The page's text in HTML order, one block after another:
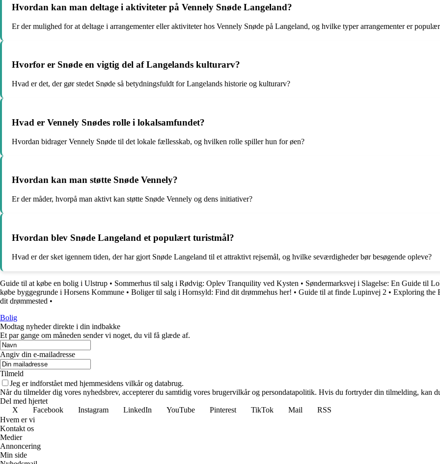
Hvordan kan man deltage i aktiviteter på Vennely Snøde Langeland?
Er der mulighed for at deltage i arrangementer eller aktiviteter hos Vennely Snøde på Langeland, og hvilke typer arrangementer er
Hvorfor er Snøde en vigtig del af Langelands kulturarv?
Hvad er det, der gør stedet Snøde så betydningsfuldt for Langelands historie og kulturarv?
Hvad er Vennely Snødes rolle i lokalsamfundet?
Hvordan bidrager Vennely Snøde til det lokale fællesskab, og hvilken rolle spiller hun for øen?
Hvordan kan man støtte Snøde Vennely?
Er der måder, hvorpå man aktivt kan støtte Snøde Vennely og dens initiativer?
Hvordan blev Snøde Langeland et populært turistmål?
Hvad er der sket igennem tiden, der har gjort Snøde Langeland til et attraktivt rejsemål, og hvilke seværdigheder bør besøgende opleve?
Guide til at købe en bolig i Ulstrup • Sommerhus til salg i Rødvig: Oplev Tranquility ved Kysten • Søndermarksvej i Slagelse: En Guide til
købe byggegrunde i Horsens Kommune • Boliger til salg i Hornsyld: Find dit drømmehus her! • Guide til at finde Lupinvej 2 • Exploring the
dit drømmested •
Bolig
Modtag nyheder direkte i din indbakke
Et par gange om måneden sender vi noget, du vil få glæde af.
Angiv din e-mailadresse
Tilmeld
Jeg er indforstået med hjemmesidens vilkår og databrug.
Når du tilmelder dig vores nyhedsbrev, accepterer du samtidig vores brugervilkår og persondatapolitik. Hvis du fortryder din tilmelding, kan
Del med hjertet
X
Facebook Instagram LinkedIn YouTube Pinterest TikTok Mail
RSS
Hvem er vi
Kontakt os
Medier
Annoncering
Min side